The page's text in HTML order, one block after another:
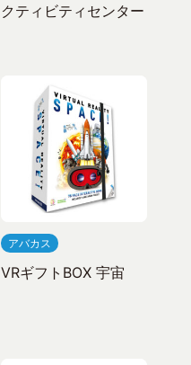
クティビティセンター
アバカス
VRギフトBOX 宇宙